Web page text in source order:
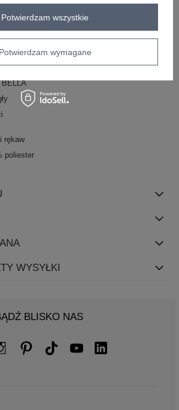
poliester
pralce w 30°C
BI-26718.46
BELLA
rękaw
poliester
WYSYŁKI
BLISKO NAS
Potwierdzam wymagane
Potwierdzam wszystkie